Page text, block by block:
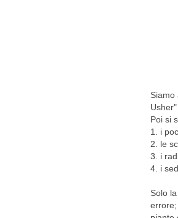
Siamo
Poi si
1. i
2. le
3. i
4. i
Solo